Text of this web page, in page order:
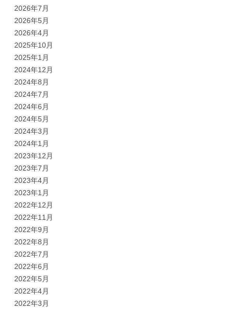
2026年7月
2026年5月
2026年4月
2025年10月
2025年1月
2024年12月
2024年8月
2024年7月
2024年6月
2024年5月
2024年3月
2024年1月
2023年12月
2023年7月
2023年4月
2023年1月
2022年12月
2022年11月
2022年9月
2022年8月
2022年7月
2022年6月
2022年5月
2022年4月
2022年3月